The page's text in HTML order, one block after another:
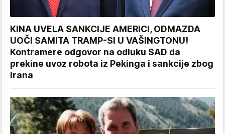
KINA UVELA SANKCIJE AMERICI, ODMAZDA
UOČI SAMITA TRAMP-SI U VAŠINGTONU!
Kontramere odgovor na odluku SAD da
prekine uvoz robota iz Pekinga i sankcije zbog
Irana